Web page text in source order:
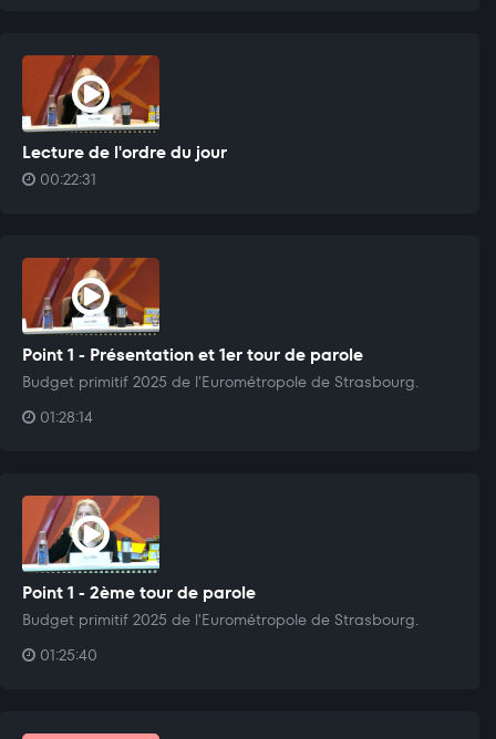
Lecture de l'ordre du jour
00:22:31
Point 1 - Présentation et 1er tour de parole
Budget primitif 2025 de l'Eurométropole de Strasbourg.
01:28:14
Point 1 - 2ème tour de parole
Budget primitif 2025 de l'Eurométropole de Strasbourg.
01:25:40